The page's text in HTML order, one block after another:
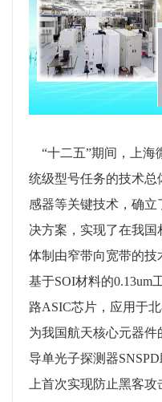
“十二五”期间，上海
统级型号任务的技术
感器等关键技术，确
决方案，实现了在我
体制由窄带向宽带的
基于SOI材料的0.13um
路ASIC芯片，应用于
为我国航天核心元器
导单光子探测器SNSPD
上首次实现防止黑客攻